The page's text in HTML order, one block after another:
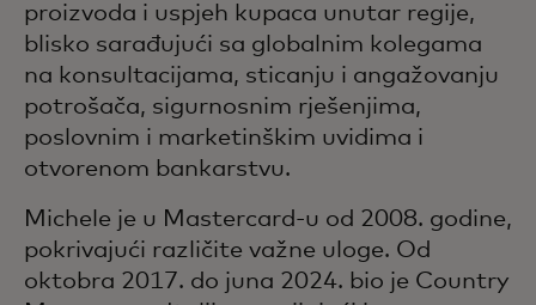
proizvoda i uspjeh kupaca unutar regije,
blisko sarađujući sa globalnim kolegama
na konsultacijama, sticanju i angažovanju
potrošača, sigurnosnim rješenjima,
poslovnim i marketinškim uvidima i
otvorenom bankarstvu.
Michele je u Mastercard-u od 2008. godine,
pokrivajući različite važne uloge. Od
oktobra 2017. do juna 2024. bio je Country